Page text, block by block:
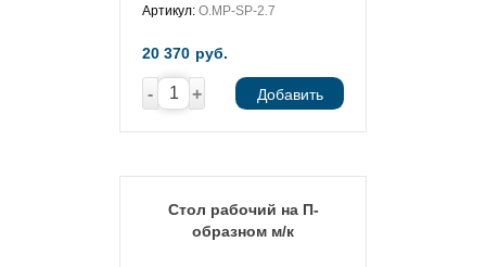
Артикул: O.MP-SP-2.7
20 370 руб.
- + Добавить
Стол рабочий на П-
образном м/к